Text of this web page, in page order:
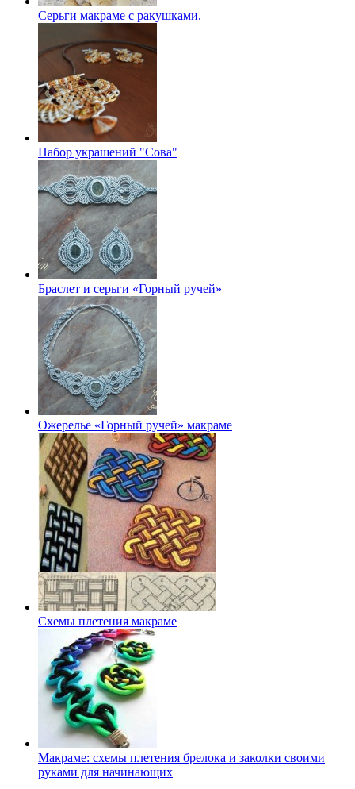
Серьги макраме с ракушками.
Набор украшений "Сова"
Браслет и серьги «Горный ручей»
Ожерелье «Горный ручей» макраме
Схемы плетения макраме
Макраме: схемы плетения брелока и заколки своими
руками для начинающих